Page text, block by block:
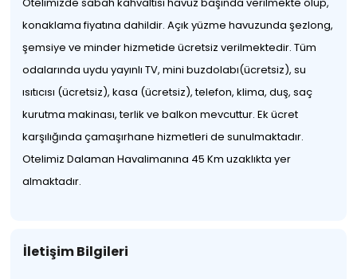
konaklama fiyatına dahildir. Açık yüzme havuzunda şezlong,
şemsiye ve minder hizmetide ücretsiz verilmektedir. Tüm
odalarında uydu yayınlı TV, mini buzdolabı(ücretsiz), su
ısıtıcısı (ücretsiz), kasa (ücretsiz), telefon, klima, duş, saç
kurutma makinası, terlik ve balkon mevcuttur. Ek ücret
karşılığında çamaşırhane hizmetleri de sunulmaktadır.
Otelimiz Dalaman Havalimanına 45 Km uzaklıkta yer
almaktadır.
İletişim Bilgileri